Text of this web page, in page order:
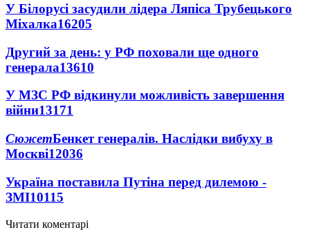
У Білорусі засудили лідера Ляпіса Трубецького
Міхалка16205
Другий за день: у РФ поховали ще одного
генерала13610
У МЗС РФ відкинули можливість завершення
війни13171
СюжетБенкет генералів. Наслідки вибуху в
Москві12036
Україна поставила Путіна перед дилемою -
ЗМІ10115
Читати коментарі